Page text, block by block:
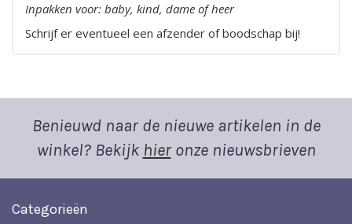
Inpakken voor: baby, kind, dame of heer
Schrijf er eventueel een afzender of boodschap bij!
Benieuwd naar de nieuwe artikelen in de
winkel? Bekijk hieronze nieuwsbrieven
Categorieën